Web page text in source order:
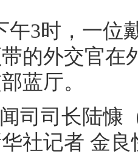
午3时，一位
的外交官在
蓝厅。
司司长陆慷
华社记者 金